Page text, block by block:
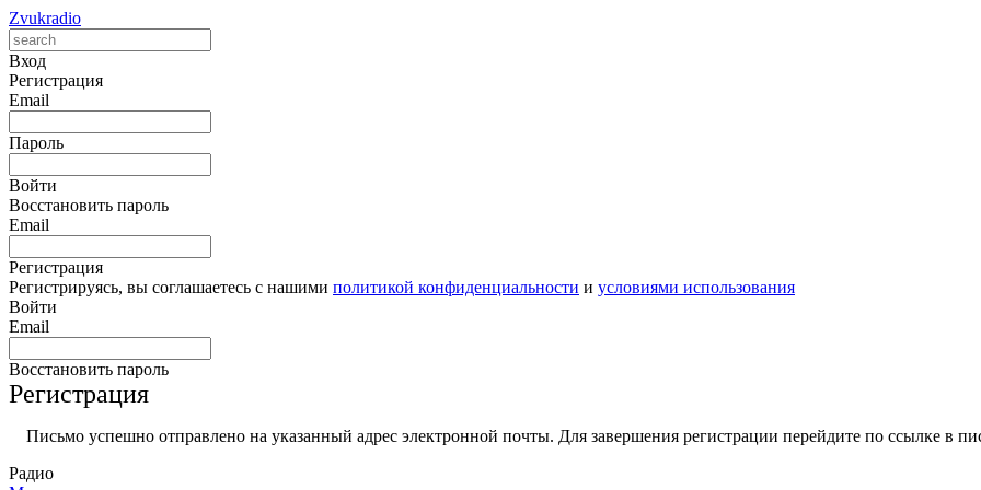
Zvukradio
Вход
Регистрация
Email
Пароль
Войти
Восстановить пароль
Email
Регистрация
Регистрируясь, вы соглашаетесь с нашими политикой конфиденциальности и условиями использования
Войти
Email
Восстановить пароль
Регистрация
Письмо успешно отправлено на указанный адрес электронной почты. Для завершения регистрации перейдите по ссылке в
Радио